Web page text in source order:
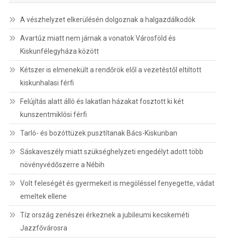
A vészhelyzet elkerülésén dolgoznak a halgazdálkodók
Avartűz miatt nem járnak a vonatok Városföld és
Kiskunfélegyháza között
Kétszer is elmenekült a rendőrök elől a vezetéstől eltiltott
kiskunhalasi férfi
Felújítás alatt álló és lakatlan házakat fosztott ki két
kunszentmiklósi férfi
Tarló- és bozóttüzek pusztítanak Bács-Kiskunban
Sáskaveszély miatt szükséghelyzeti engedélyt adott több
növényvédőszerre a Nébih
Volt feleségét és gyermekeit is megöléssel fenyegette, vádat
emeltek ellene
Tíz ország zenészei érkeznek a jubileumi kecskeméti
Jazzfővárosra